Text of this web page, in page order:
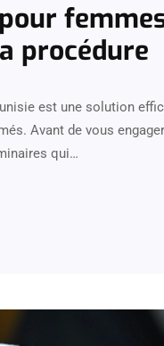
procédure
est une solution
Avant de vous
qui…